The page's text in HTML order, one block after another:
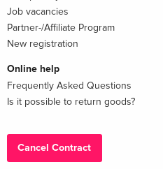
Job vacancies
Partner-/Affiliate Program
New registration
Online help
Frequently Asked Questions
Is it possible to return goods?
Cancel Contract